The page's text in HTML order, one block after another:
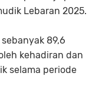
Lebaran 2025.
89,6
kehadiran dan
selama periode